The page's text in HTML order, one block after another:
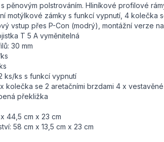
pěnovým polstrováním. Hliníkové profilové
motýlkové zámky s funkcí vypnutí, 4 kolečka
vstup přes P-Con (modrý), montážní verze
T 5 A vyměnitelná
30 mm
ks/ks s funkcí vypnutí
kolečka se 2 aretačními brzdami 4 x
překližka
44,5 cm x 23 cm
58 cm x 13,5 cm x 23 cm